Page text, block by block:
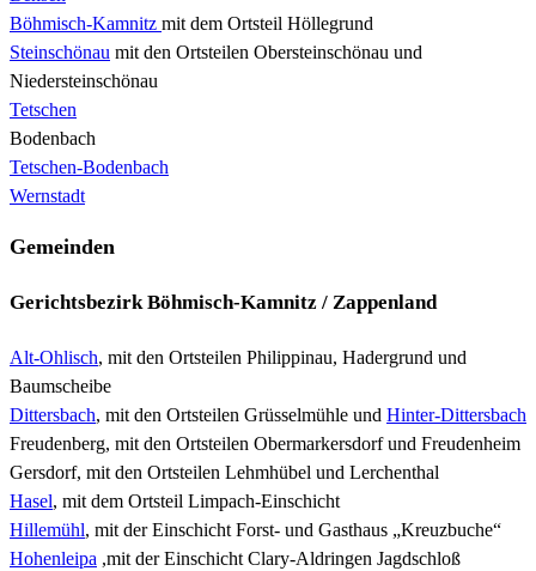
Böhmisch-Kamnitz mit dem Ortsteil Höllegrund
Steinschönau mit den Ortsteilen Obersteinschönau und
Niedersteinschönau
Tetschen
Bodenbach
Tetschen-Bodenbach
Wernstadt
Gemeinden
Gerichtsbezirk Böhmisch-Kamnitz / Zappenland
Alt-Ohlisch, mit den Ortsteilen Philippinau, Hadergrund und
Baumscheibe
Dittersbach, mit den Ortsteilen Grüsselmühle und Hinter-Dittersbach
Freudenberg, mit den Ortsteilen Obermarkersdorf und Freudenheim
Gersdorf, mit den Ortsteilen Lehmhübel und Lerchenthal
Hasel, mit dem Ortsteil Limpach-Einschicht
Hillemühl, mit der Einschicht Forst- und Gasthaus „Kreuzbuche“
Hohenleipa ,mit der Einschicht Clary-Aldringen Jagdschloß